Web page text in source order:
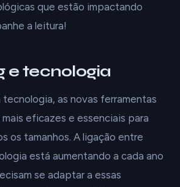
que estão impactando
a leitura!
e tecnologia
tecnologia, as novas ferramentas
eficazes e essenciais para
os tamanhos. A ligação entre
está aumentando a cada ano
se adaptar a essas